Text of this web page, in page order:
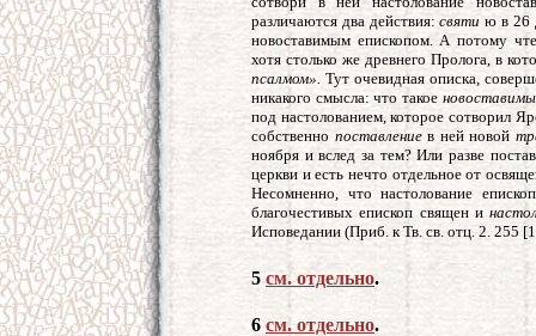
различаются два действия:святи ю в 26
новоставимым епископом. А потому
хотя столько же древнего Пролога, в
псалмом». Тут очевидная описка,
никакого смысла: что такое
под настолованием, которое сотворил
собственно поставлениев ней новой
ноября и вслед за тем? Или разве
церкви и есть нечто отдельное от
Несомненно, что настолование
благочестивых епископ священ и
Исповедании (Приб. к Тв. св. отц. 2. 255
5 см. отдельно.
6 см. отдельно.